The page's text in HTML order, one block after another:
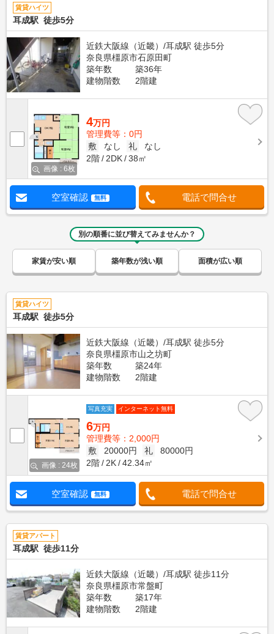
賃貸ハイツ
耳成駅 徒歩5分
近鉄大阪線（近畿）/耳成駅 徒歩5分
奈良県橿原市石原田町
築年数
築36年
建物階数
2階建
画像 : 6枚
4万円
管理費等：0円
敷
なし 礼
なし
2階
2DK 38㎡
空室確認 無料 電話で問合せ
別の順番に並び替えてみませんか？
家賃が安い順 築年数が浅い順 面積が広い順
賃貸ハイツ
耳成駅 徒歩5分
近鉄大阪線（近畿）/耳成駅 徒歩5分
奈良県橿原市山之坊町
築年数
築24年
建物階数
2階建
画像 : 24枚
写真充実 インターネット無料
6万円
管理費等：2,000円
敷
20000円 礼
80000円
2階
2K 42.34㎡
空室確認 無料 電話で問合せ
賃貸アパート
耳成駅 徒歩11分
近鉄大阪線（近畿）/耳成駅 徒歩11分
奈良県橿原市常盤町
築年数
築17年
建物階数
2階建